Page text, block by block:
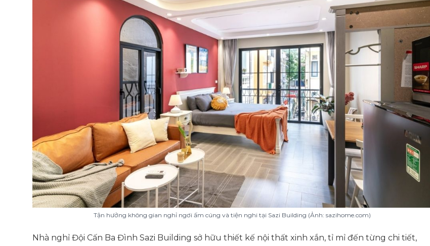
Tận hưởng không gian nghỉ ngơi ấm cúng và tiện nghi tại Sazi Building (Ảnh: sazihome.com)
Nhà nghỉ Đội Cấn Ba Đình Sazi Building sở hữu thiết kế nội thất xinh xắn, tỉ mỉ đến từng chi tiết,